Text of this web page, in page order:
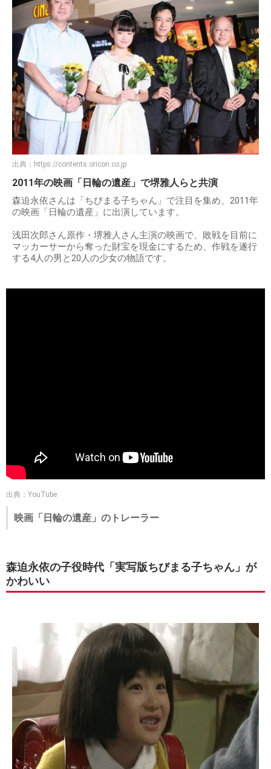
出典： https://contents.oricon.co.jp
2011年の映画「日輪の遺産」で堺雅人らと共演
森迫永依さんは「ちびまる子ちゃん」で注目を集め、2011年
の映画「日輪の遺産」に出演しています。
浅田次郎さん原作・堺雅人さん主演の映画で、敗戦を目前に
マッカーサーから奪った財宝を現金にするため、作戦を遂行
する4人の男と20人の少女の物語です。
出典：YouTube
映画「日輪の遺産」のトレーラー
森迫永依の子役時代「実写版ちびまる子ちゃん」が
かわいい